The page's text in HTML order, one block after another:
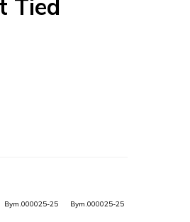
Tied
Bym.000025-25 Bym.000025-25